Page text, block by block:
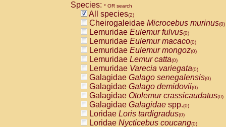
Species: * OR search
All species(2)
Cheirogaleidae Microcebus murinus(0)
Lemuridae Eulemur fulvus(0)
Lemuridae Eulemur macaco(0)
Lemuridae Eulemur mongoz(0)
Lemuridae Lemur catta(0)
Lemuridae Varecia variegata(0)
Galagidae Galago senegalensis(0)
Galagidae Galago demidovii(0)
Galagidae Otolemur crassicaudatus(0)
Galagidae Galagidae spp.(0)
Loridae Loris tardigradus(0)
Loridae Nycticebus coucang(0)